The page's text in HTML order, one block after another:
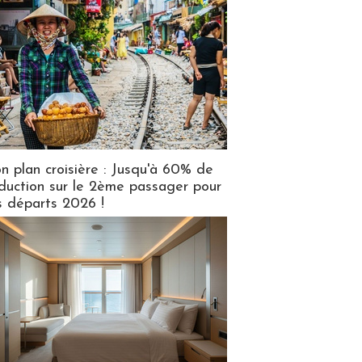
plan croisière : Jusqu'à 60% de
sur le 2ème passager pour
départs 2026 !